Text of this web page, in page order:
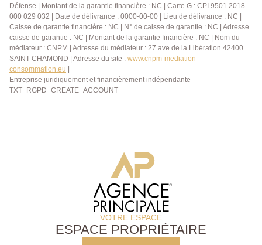
Défense | Montant de la garantie financière : NC | Carte G : CPI 9501 2018
000 029 032 | Date de délivrance : 0000-00-00 | Lieu de délivrance : NC |
Caisse de garantie financière : NC | N° de caisse de garantie : NC | Adresse
caisse de garantie : NC | Montant de la garantie financière : NC | Nom du
médiateur : CNPM | Adresse du médiateur : 27 ave de la Libération 42400
SAINT CHAMOND | Adresse du site : www.cnpm-mediation-
consommation.eu
Entreprise juridiquement et financièrement indépendante
TXT_RGPD_CREATE_ACCOUNT
VOTRE ESPACE
ESPACE PROPRIÉTAIRE